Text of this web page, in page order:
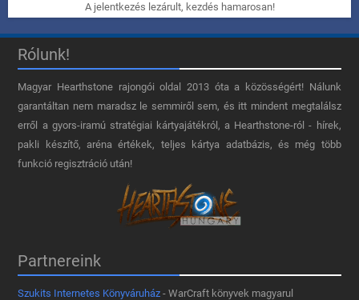
A jelentkezés lezárult, kezdés hamarosan!
Rólunk!
Magyar Hearthstone​ rajongói oldal 2013 óta a közösségért! Nálunk
garantáltan nem maradsz le semmiről sem, és itt mindent megtalálsz
erről a gyors-iramú stratégiai kártyajátékról, a Hearthstone-ról - hírek,
pakli készítő, aréna értékek, teljes kártya adatbázis, és még több
funkció regisztráció után!
Partnereink
Szukits Internetes Könyváruház - WarCraft könyvek magyarul